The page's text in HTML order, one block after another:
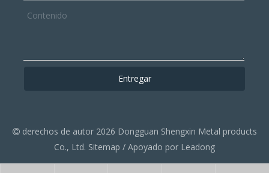
Entregar
derechos de autor 2026 Dongguan Shengxin Metal products
Co., Ltd. Sitemap / Apoyado por Leadong